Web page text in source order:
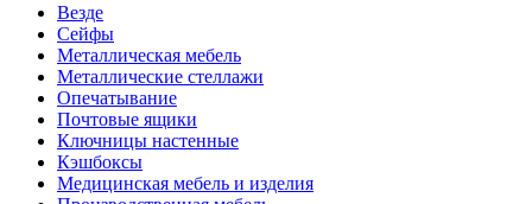
Везде
Сейфы
Металлическая мебель
Металлические стеллажи
Опечатывание
Почтовые ящики
Ключницы настенные
Кэшбоксы
Медицинская мебель и изделия